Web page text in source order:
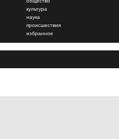
культура
наука
происшествия
избранное